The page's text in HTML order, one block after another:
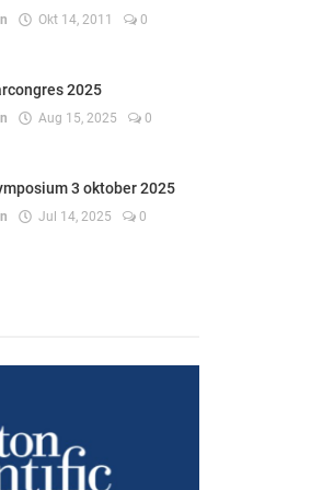
Okt 14, 2011
0
2025
Aug 15, 2025
0
3 oktober 2025
Jul 14, 2025
0